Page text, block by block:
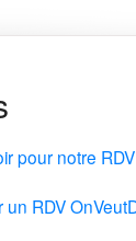
pour notre
RDV